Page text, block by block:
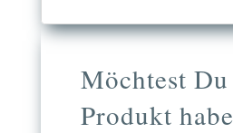
Möchtest Du
Produkt